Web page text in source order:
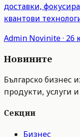
доставки,
квантови
Admin Novinite· 26
Новините
Българско бизнес
продукти, услуги
Секции
Бизнес